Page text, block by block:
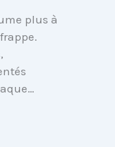
plus à